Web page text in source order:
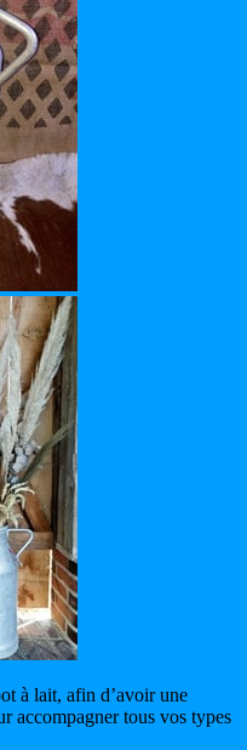
à lait, afin d’avoir une
accompagner tous vos types